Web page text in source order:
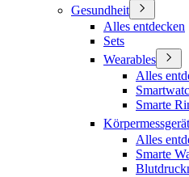
Gesundheit
Alles entdecken
Sets
Wearables
Alles
Smarte
Alles
Smarte